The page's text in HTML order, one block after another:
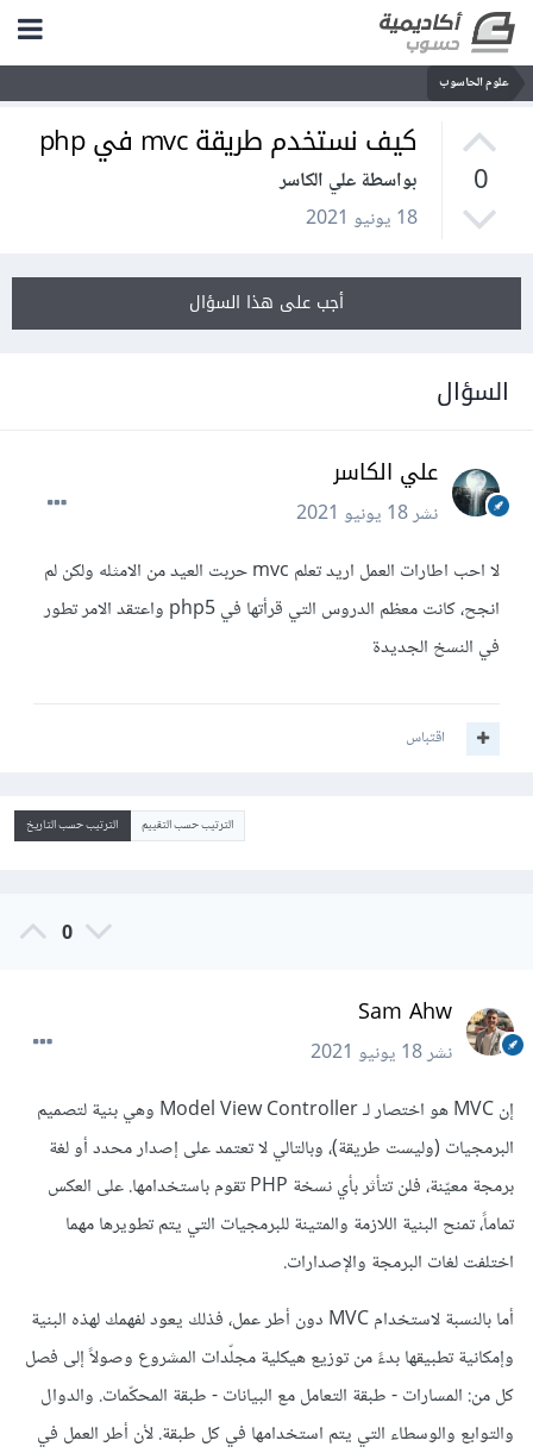
علوم الحاسوب
0
كيف نستخدم طريقة mvc في php
بواسطة علي الكاسر
18 يونيو 2021
أجب على هذا السؤال
السؤال
علي الكاسر
نشر18 يونيو 2021
لا احب اطارات العمل اريد تعلم mvc حربت العيد من الامثله ولكن لم
انجح، كانت معظم الدروس التي قرأتها في php5 واعتقد الامر تطور
في النسخ الجديدة
اقتباس
الترتيب حسب التقييم الترتيب حسب التاريخ
0
Sam Ahw
نشر18 يونيو 2021
إن MVC هو اختصار لـ Model View Controller وهي بنية لتصميم
البرمجيات (وليست طريقة)، وبالتالي لا تعتمد على إصدار محدد أو لغة
برمجة معيّنة، فلن تتأثر بأي نسخة PHP تقوم باستخدامها. على العكس
تماماً، تمنح البنية اللازمة والمتينة للبرمجيات التي يتم تطويرها مهما
اختلفت لغات البرمجة والإصدارات.
أما بالنسبة لاستخدام MVC دون أطر عمل، فذلك يعود لفهمك لهذه البنية
وإمكانية تطبيقها بدءً من توزيع هيكلية مجلّدات المشروع وصولاً إلى فصل
كل من: المسارات - طبقة التعامل مع البيانات - طبقة المحكّمات. والدوال
والتوابع والوسطاء التي يتم استخدامها في كل طبقة. لأن أطر العمل في